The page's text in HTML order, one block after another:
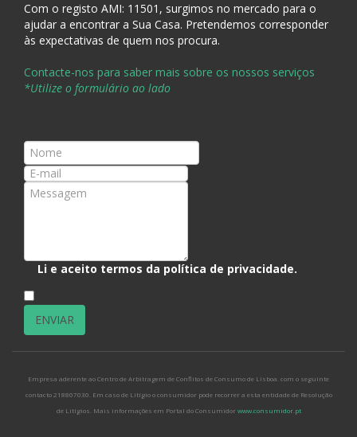
Com o registo AMI: 11501, surgimos no mercado para o
ajudar a encontrar a Sua Casa. Pretendemos corresponder
às expectativas de quem nos procura.
Contacte-nos para saber mais sobre os nossos serviços
*Utilize o formulário ao lado
Li e aceito termos da política de privacidade.
Empresa aderente ao Centro de Arbitragem de Conflitos de Consumo de Lisboa. com o seguinte
contacto 218807030. Em caso de Litígio o consumidor pode recorrer a esta entidade de Resolução
de Litígios. Mais informações em Portal do Consumidorwww.consumidor.pt